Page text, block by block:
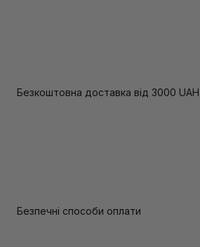
Безкоштовна доставка від 3000 UAH
Безпечні способи оплати